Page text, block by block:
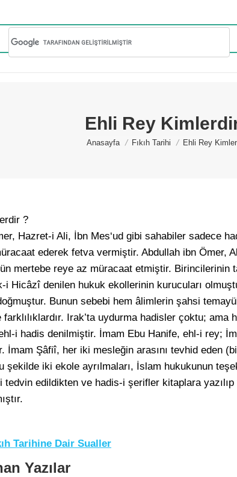
Ehli Rey
You are here:
Anasayfa Fıkıh Tarihi Ehli Rey
?
Hazret-i Ali, İbn Mes‘ud gibi sahabiler sadece
ederek fetva vermiştir. Abdullah ibn Ömer,
mertebe reye az müracaat etmiştir.
i Hicâzî denilen hukuk ekollerinin kurucuları
Bunun sebebi hem âlimlerin şahsi
Irak’ta uydurma hadisler çoktu;
i hadis denilmiştir. İmam Ebu Hanife, ehl-i rey;
İmam Şâfiî, her iki mesleğin arasını tevhid eden
şekilde iki ekole ayrılmaları, İslam hukukunun
tedvin edildikten ve hadis-i şerifler kitaplara
Tarihine Dair Sualler
Yazılar